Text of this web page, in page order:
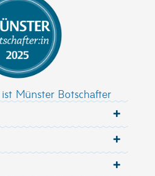
Münster Botschafter